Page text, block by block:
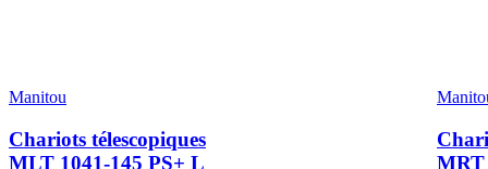
Manitou
Chariots télescopiques
MLT 1041-145 PS+ L
MRT